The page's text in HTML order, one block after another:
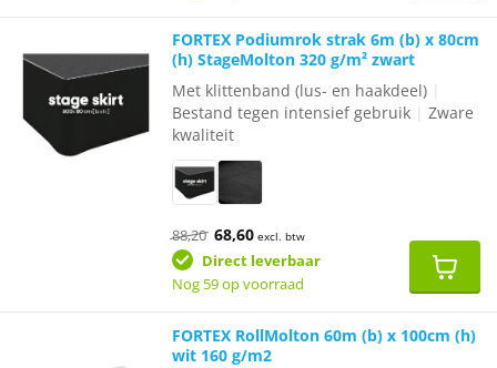
FORTEX Podiumrok strak 6m (b) x 80cm
(h) StageMolton 320 g/m² zwart
Met klittenband (lus- en haakdeel)
Bestand tegen intensief gebruik |Zware
kwaliteit
88,20 Oorspronkelijke
prijs
was:
68,60Huidige
prijs
is:
excl. btw
Direct leverbaar
Nog 59 op voorraad
FORTEX RollMolton 60m (b) x 100cm (h)
wit 160 g/m2